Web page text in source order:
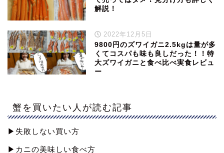
解説！
2022年12月5日
9800円のズワイガニ2.5kgは量が多
くてコスパも味も良しだった！！特
大ズワイガニと食べ比べ実食レビュ
ー
蟹を買いたい人が読む記事
▶︎失敗しない買い方
▶︎カニの美味しい食べ方